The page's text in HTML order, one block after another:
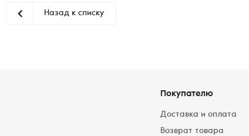
Назад к списку
Покупателю
Доставка и оплата
Возврат товара